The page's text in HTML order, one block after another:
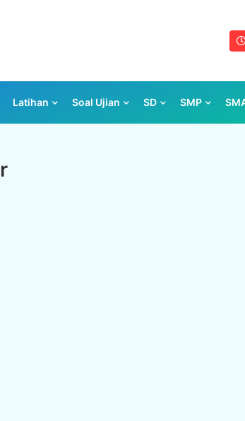
Latihan Soal Ujian SD SMP